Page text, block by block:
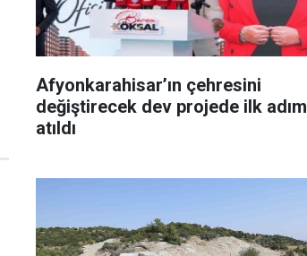
Afyonkarahisar’ın çehresini
değiştirecek dev projede ilk adım
atıldı